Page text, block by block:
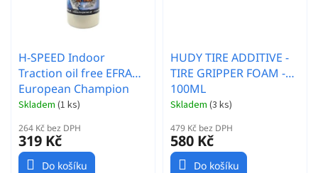
H-SPEED Indoor
Traction oil free EFRA
European Champion
100ml
Skladem (1 ks)
264 Kč bez DPH
319 Kč
Do košíku
HUDY TIRE ADDITIVE -
TIRE GRIPPER FOAM -
100ML
Skladem (3 ks)
479 Kč bez DPH
580 Kč
Do košíku